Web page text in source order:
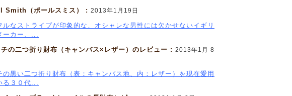
Smith（ポールスミス） : 2013年1月19日
ルなストライプが印象的な、オシャレな男性には欠かせないイギリ
ーカー、...
の二つ折り財布（キャンバス×レザー）のレビュー : 2013年1月 8
の黒い二つ折り財布（表：キャンバス地、内：レザー）を現在愛用
る３０代...